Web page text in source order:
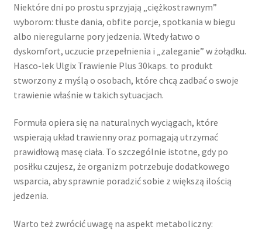
Niektóre dni po prostu sprzyjają „ciężkostrawnym”
wyborom: tłuste dania, obfite porcje, spotkania w biegu
albo nieregularne pory jedzenia. Wtedy łatwo o
dyskomfort, uczucie przepełnienia i „zaleganie” w żołądku.
Hasco-lek Ulgix Trawienie Plus 30kaps. to produkt
stworzony z myślą o osobach, które chcą zadbać o swoje
trawienie właśnie w takich sytuacjach.
Formuła opiera się na naturalnych wyciągach, które
wspierają układ trawienny oraz pomagają utrzymać
prawidłową masę ciała. To szczególnie istotne, gdy po
posiłku czujesz, że organizm potrzebuje dodatkowego
wsparcia, aby sprawnie poradzić sobie z większą ilością
jedzenia.
Warto też zwrócić uwagę na aspekt metaboliczny: